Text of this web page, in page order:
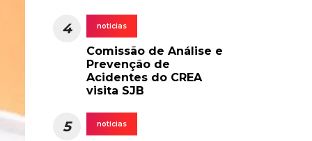
4 noticias
Comissão de Análise e
Prevenção de
Acidentes do CREA
visita SJB
5 noticias